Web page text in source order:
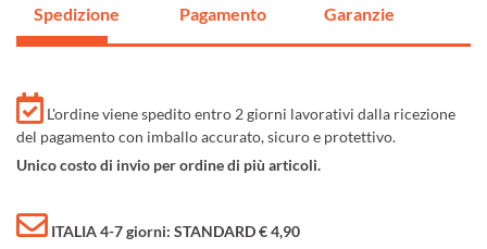
Spedizione Pagamento Garanzie
L'ordine viene spedito entro 2 giorni lavorativi dalla ricezione
del pagamento con imballo accurato, sicuro e protettivo.
Unico costo di invio per ordine di più articoli.
ITALIA 4-7 giorni: STANDARD € 4,90